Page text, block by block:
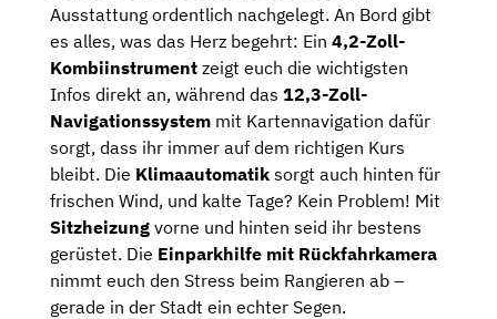
Ausstattung ordentlich nachgelegt. An Bord gibt
es alles, was das Herz begehrt: Ein 4,2-Zoll-
Kombiinstrument zeigt euch die wichtigsten
Infos direkt an, während das 12,3-Zoll-
Navigationssystem mit Kartennavigation dafür
sorgt, dass ihr immer auf dem richtigen Kurs
bleibt. Die Klimaautomatik sorgt auch hinten für
frischen Wind, und kalte Tage? Kein Problem! Mit
Sitzheizung vorne und hinten seid ihr bestens
gerüstet. Die Einparkhilfe mit Rückfahrkamera
nimmt euch den Stress beim Rangieren ab –
gerade in der Stadt ein echter Segen.